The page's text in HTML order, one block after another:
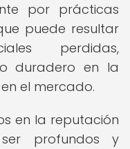
por prácticas
puede resultar
perdidas,
duradero en la
el mercado.
en la reputación
profundos y